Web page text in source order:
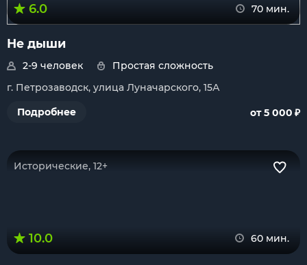
6.0 70 мин.
Не дыши
2-9 человек
Простая сложность
г. Петрозаводск, улица Луначарского, 15А
Подробнее
от 5 000 ₽
Исторические, 12+
10.0 60 мин.